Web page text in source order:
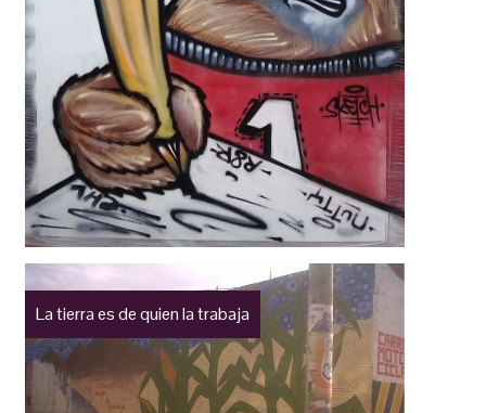
La tierra es de quien la trabaja